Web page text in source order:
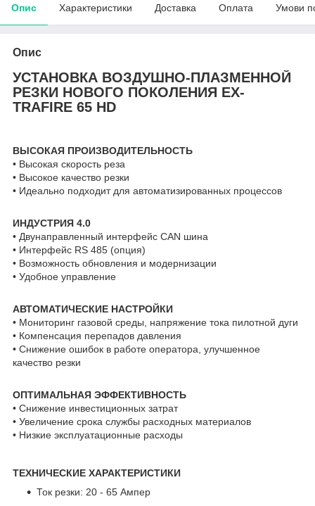
Опис Характеристики Доставка Оплата Умови
Опис
УСТАНОВКА ВОЗДУШНО-ПЛАЗМЕННОЙ
РЕЗКИ НОВОГО ПОКОЛЕНИЯ EX-
TRAFIRE 65 HD
ВЫСОКАЯ ПРОИЗВОДИТЕЛЬНОСТЬ
• Высокая скорость реза
• Высокое качество резки
• Идеально подходит для автоматизированных процессов
ИНДУСТРИЯ 4.0
• Двунаправленный интерфейс CAN шина
• Интерфейс RS 485 (опция)
• Возможность обновления и модернизации
• Удобное управление
АВТОМАТИЧЕСКИЕ НАСТРОЙКИ
• Мониторинг газовой среды, напряжение тока пилотной дуги
• Компенсация перепадов давления
• Снижение ошибок в работе оператора, улучшенное
качество резки
ОПТИМАЛЬНАЯ ЭФФЕКТИВНОСТЬ
• Снижение инвестиционных затрат
• Увеличение срока службы расходных материалов
• Низкие эксплуатационные расходы
ТЕХНИЧЕСКИЕ ХАРАКТЕРИСТИКИ
Ток резки: 20 - 65 Ампер